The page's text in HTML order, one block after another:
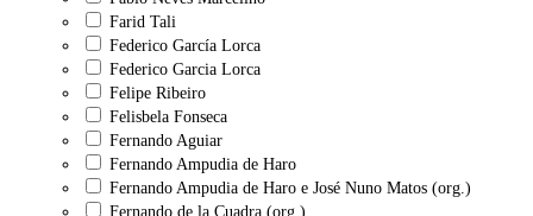
Farid Tali
Federico García Lorca
Federico Garcia Lorca
Felipe Ribeiro
Felisbela Fonseca
Fernando Aguiar
Fernando Ampudia de Haro
Fernando Ampudia de Haro e José Nuno Matos (org.)
Fernando de la Cuadra (org.)